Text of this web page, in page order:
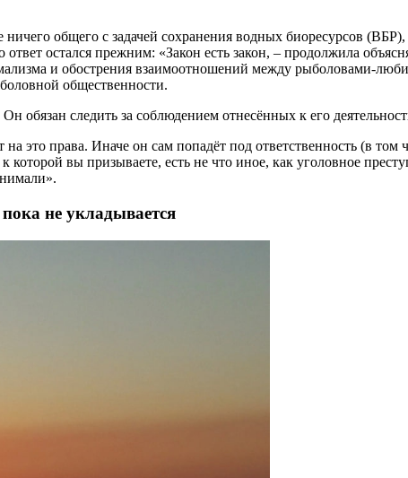
общего с задачей сохранения водных биоресурсов
остался прежним: «Закон есть закон, – продолжила
и обострения взаимоотношений между рыболовами-
общественности.
следить за соблюдением отнесённых к его
это права. Иначе он сам попадёт под ответственность (в том
вы призываете, есть не что иное, как уголовное
не укладывается